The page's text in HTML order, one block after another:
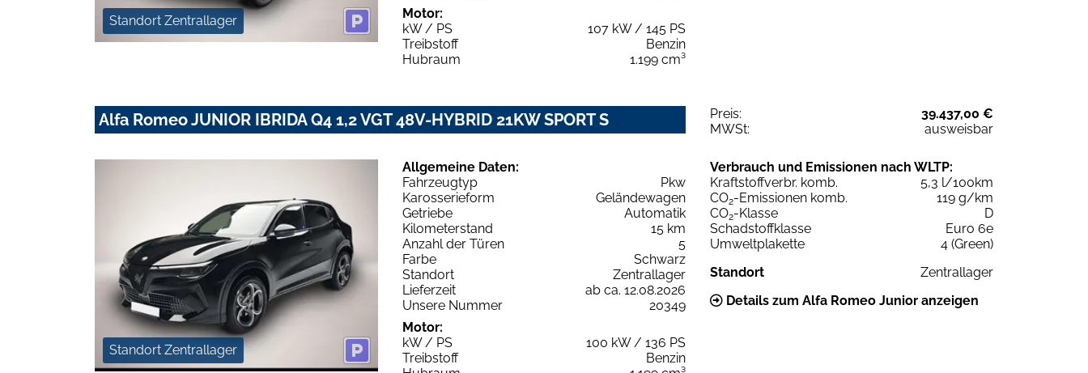
Standort Zentrallager
Motor:
kW / PS
107 kW / 145 PS
Treibstoff
Benzin
Hubraum
1.199 cm³
Alfa Romeo JUNIOR IBRIDA Q4 1,2 VGT 48V-HYBRID 21KW SPORT S Preis:
39.437,00 €
MWSt:
ausweisbar
Standort Zentrallager
Allgemeine Daten:
Fahrzeugtyp
Pkw
Karosserieform
Geländewagen
Getriebe
Automatik
Kilometerstand
15 km
Anzahl der Türen
5
Farbe
Schwarz
Standort
Zentrallager
Lieferzeit
ab ca. 12.08.2026
Unsere Nummer
20349
Motor:
kW / PS
100 kW / 136 PS
Treibstoff
Benzin
Verbrauch und Emissionen nach WLTP:
Kraftstoffverbr. komb.
5,3 l/100km
CO2-Emissionen komb.
119 g/km
CO2-Klasse
D
Schadstoffklasse
Euro 6e
Umweltplakette
4 (Green)
Standort
Zentrallager
Details zum Alfa Romeo Junior anzeigen